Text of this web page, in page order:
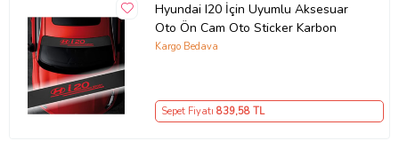
Hyundai I20 İçin Uyumlu Aksesuar
Oto Ön Cam Oto Sticker Karbon
Kargo Bedava
Sepet Fiyatı 839,58 TL